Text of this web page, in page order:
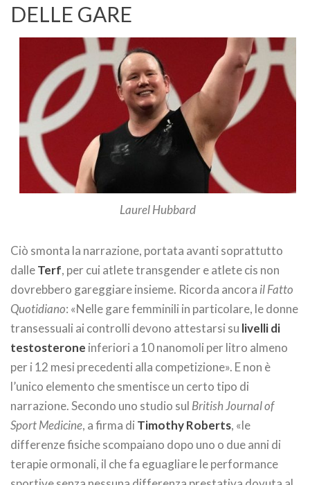
DELLE GARE
Laurel Hubbard
Ciò smonta la narrazione, portata avanti soprattutto
dalleTerf, per cui atlete transgender e atlete cis non
dovrebbero gareggiare insieme. Ricorda ancora il Fatto
Quotidiano: «Nelle gare femminili in particolare, le donne
transessuali ai controlli devono attestarsi su livelli di
testosterone inferiori a 10 nanomoli per litro almeno
per i 12 mesi precedenti alla competizione». E non è
l’unico elemento che smentisce un certo tipo di
narrazione. Secondo uno studio sul British Journal of
Sport Medicine, a firma di Timothy Roberts, «le
differenze fisiche scompaiano dopo uno o due anni di
terapie ormonali, il che fa eguagliare le performance